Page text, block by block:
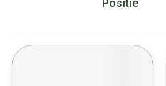
Sorteer op: